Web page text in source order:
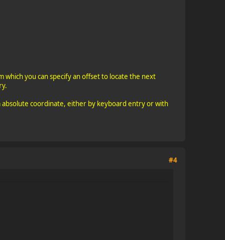
you can specify an offset to locate the next
absolute coordinate, either by keyboard entry or with
#4